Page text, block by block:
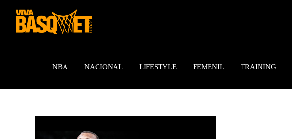
contenido
NBA NACIONAL LIFESTYLE FEMENIL TRAINING